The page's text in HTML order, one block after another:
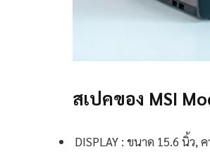
สเปคของ MSI
DISPLAY : ขนาด 15.6 นิ้ว,